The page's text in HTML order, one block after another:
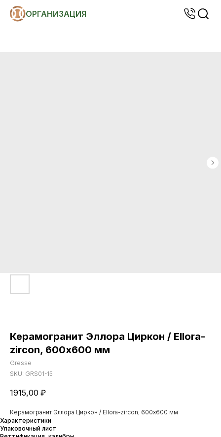
ОРГАНИЗАЦИЯ
Керамогранит Эллора Циркон / Ellora-
zircon, 600х600 мм
Gresse
SKU: GRS01-15
1915,00 ₽
Керамогранит Эллора Циркон / Ellora-zircon, 600х600 мм
Характеристики
Упаковочный лист